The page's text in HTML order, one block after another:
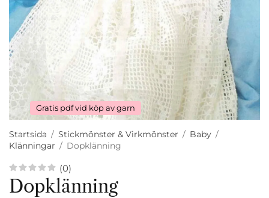
Gratis pdf vid köp av garn
Startsida / Stickmönster & Virkmönster / Baby /
Klänningar / Dopklänning
(0)
Dopklänning